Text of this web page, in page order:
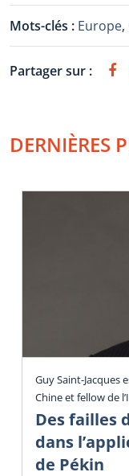
Mots-clés : Europe,
Partager sur :
DERNIÈRES
Guy Saint-Jacques
Chine et fellow de
Des failles
dans
de Pékin